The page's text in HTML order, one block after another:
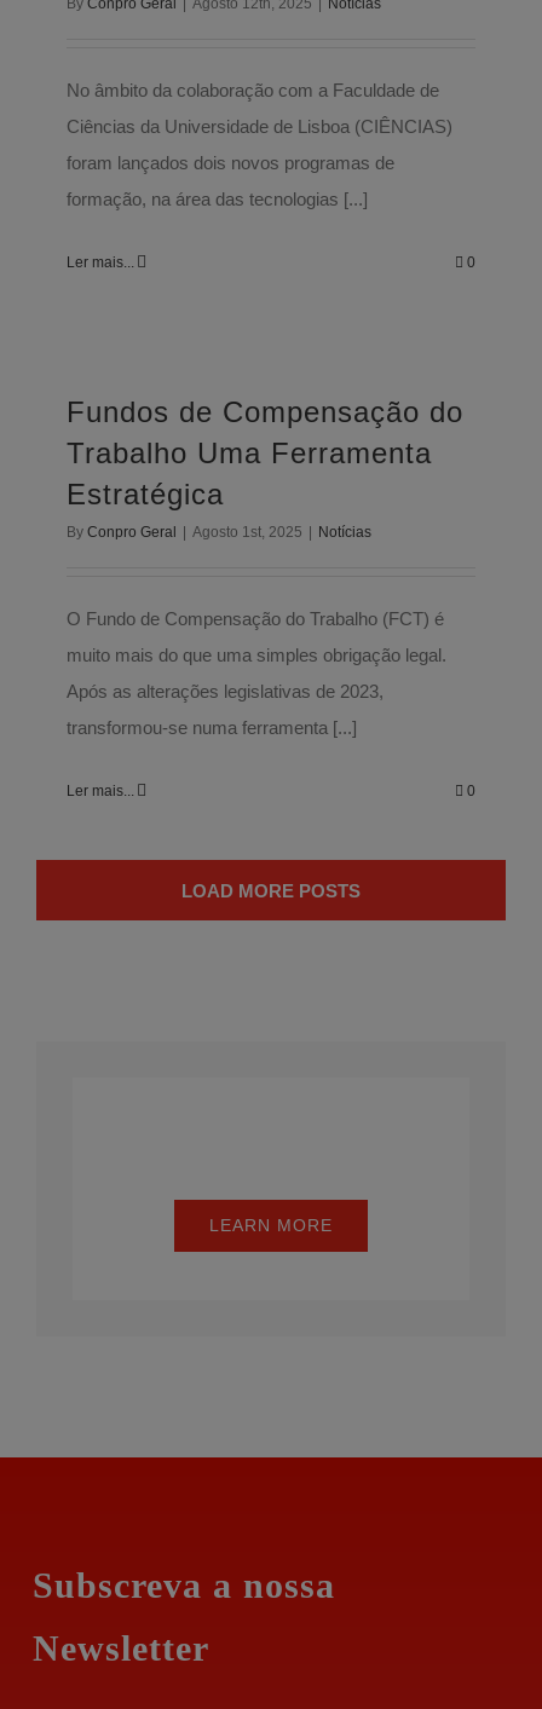
By Conpro Geral Agosto 12th, 2025 Notícias
No âmbito da colaboração com a Faculdade de
Ciências da Universidade de Lisboa (CIÊNCIAS)
foram lançados dois novos programas de
formação, na área das tecnologias [...]
Ler mais... 0
Notícias
Fundos de Compensação do
Trabalho Uma Ferramenta
Estratégica
By Conpro Geral Agosto 1st, 2025 Notícias
O Fundo de Compensação do Trabalho (FCT) é
muito mais do que uma simples obrigação legal.
Após as alterações legislativas de 2023,
transformou-se numa ferramenta [...]
Ler mais... 0
LOAD MORE POSTS
LEARN MORE
Subscreva a nossa
Newsletter